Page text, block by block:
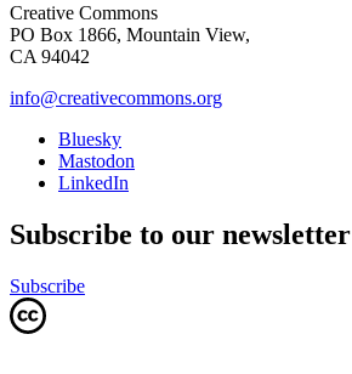
Creative Commons
PO Box 1866, Mountain View,
CA 94042
info@creativecommons.org
Bluesky
Mastodon
LinkedIn
Subscribe to our newsletter
Subscribe